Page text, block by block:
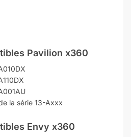
Pavilion x360
la série 13-Axxx
Envy x360